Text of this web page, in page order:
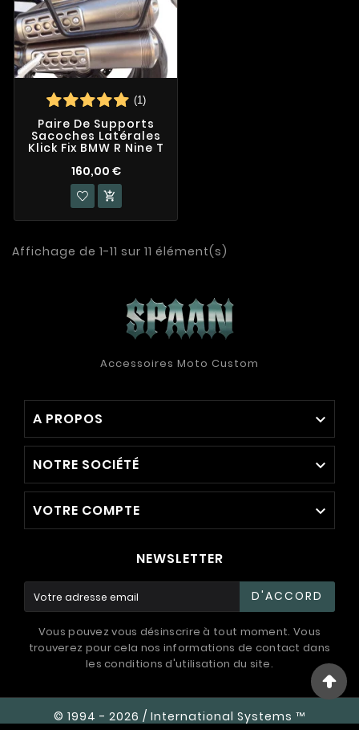
(1)
Paire De Supports
Sacoches Latérales
Klick Fix BMW R Nine T
160,00 €

Affichage de 1-11 sur 11 élément(s)
Accessoires Moto Custom
A PROPOS 
NOTRE SOCIÉTÉ 
VOTRE COMPTE 
NEWSLETTER
D'ACCORD
Vous pouvez vous désinscrire à tout moment. Vous
trouverez pour cela nos informations de contact dans
les conditions d'utilisation du site.
© 1994 - 2026 / International Systems ™